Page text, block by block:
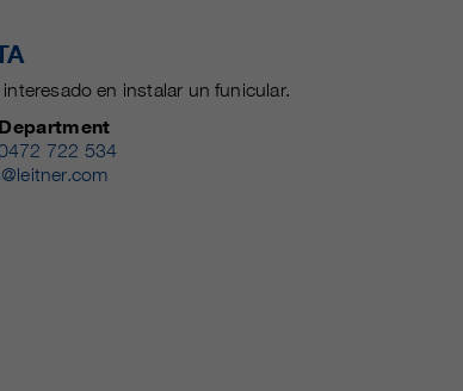
en instalar un funicular.
722 534